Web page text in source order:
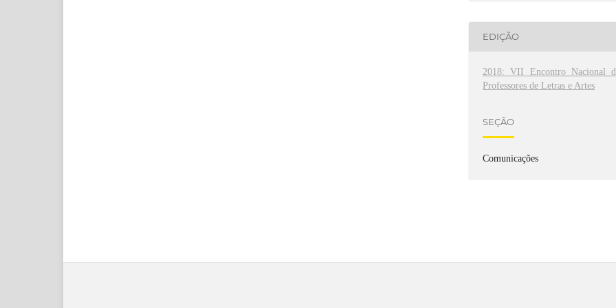
EDIÇÃO
2018: VII Encontro Nacional
Professores de Letras e Artes
SEÇÃO
Comunicações